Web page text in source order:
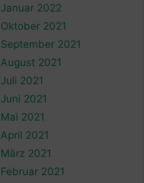
Januar 2022
Oktober 2021
September 2021
August 2021
Juli 2021
Juni 2021
Mai 2021
April 2021
März 2021
Februar 2021